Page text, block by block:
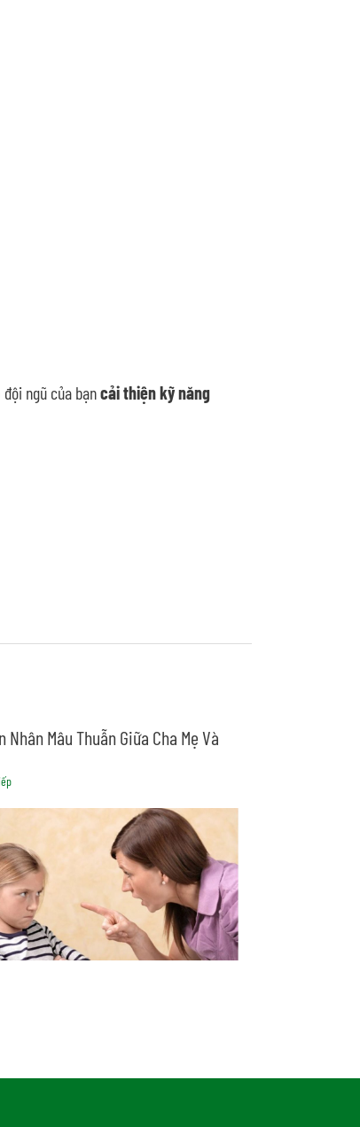
ngũ của bạncải thiện kỹ năng
Nhân Mâu Thuẫn Giữa Cha Mẹ Và